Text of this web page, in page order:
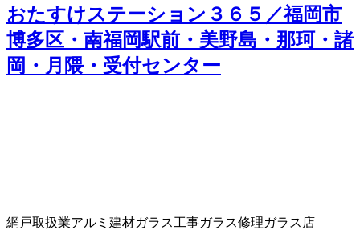
おたすけステーション３６５／福岡市
博多区・南福岡駅前・美野島・那珂・諸
岡・月隈・受付センター
網戸取扱業アルミ建材ガラス工事ガラス修理ガラス店